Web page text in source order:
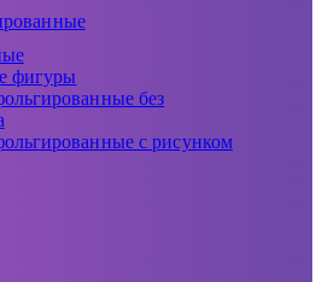
фигуры
без
с рисунком